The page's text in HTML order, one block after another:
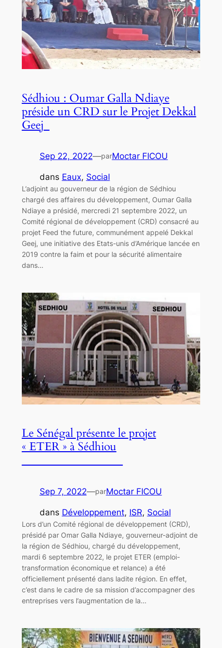
Sédhiou : Oumar Galla Ndiaye
préside un CRD sur le Projet Dekkal
Geej
Sep 22, 2022—parMoctar FICOU
dans Eaux, Social
L’adjoint au gouverneur de la région de Sédhiou
chargé des affaires du développement, Oumar Galla
Ndiaye a présidé, mercredi 21 septembre 2022, un
Comité régional de développement (CRD) consacré au
projet Feed the future, communément appelé Dekkal
Geej, une initiative des Etats-unis d’Amérique lancée en
2019 contre la faim et pour la sécurité alimentaire
dans…
Le Sénégal présente le projet
« ETER » à Sédhiou
Sep 7, 2022—parMoctar FICOU
dans Développement, ISR, Social
Lors d’un Comité régional de développement (CRD),
présidé par Omar Galla Ndiaye, gouverneur-adjoint de
la région de Sédhiou, chargé du développement,
mardi 6 septembre 2022, le projet ETER (emploi-
transformation économique et relance) a été
officiellement présenté dans ladite région. En effet,
c’est dans le cadre de sa mission d’accompagner des
entreprises vers l’augmentation de la…